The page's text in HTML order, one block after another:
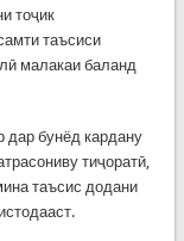
тоҷик
таъсиси
малакаи баланд
дар бунёд кардану
тиҷоратӣ,
таъсис додани